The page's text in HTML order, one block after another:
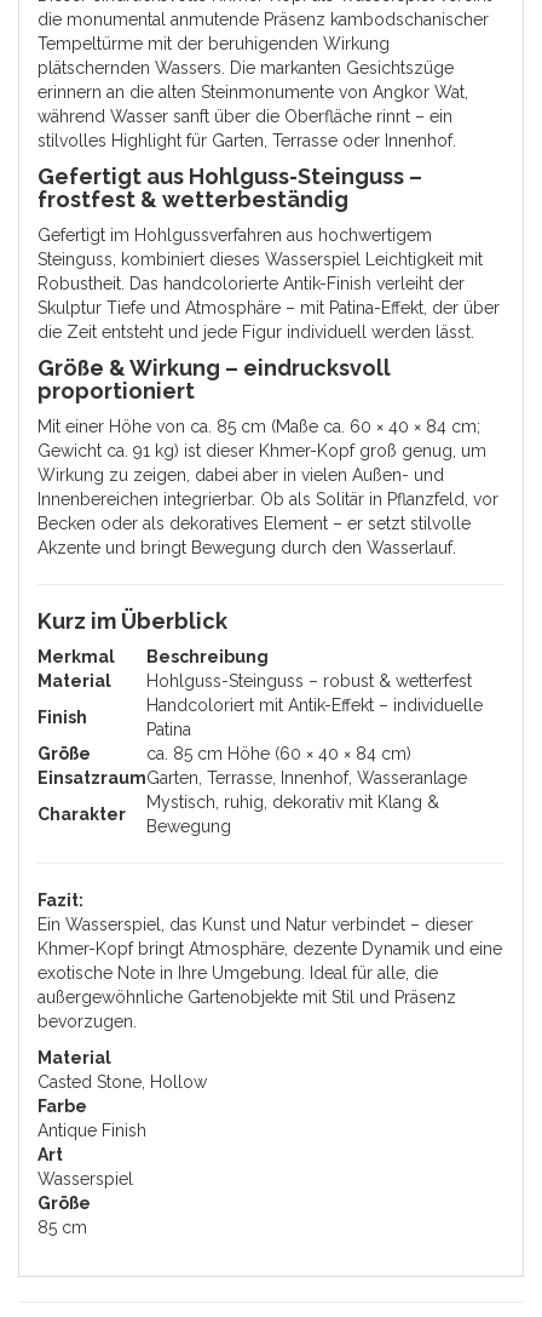
die monumental anmutende Präsenz kambodschanischer
Tempeltürme mit der beruhigenden Wirkung
plätschernden Wassers. Die markanten Gesichtszüge
erinnern an die alten Steinmonumente von Angkor Wat,
während Wasser sanft über die Oberfläche rinnt – ein
stilvolles Highlight für Garten, Terrasse oder Innenhof.
Gefertigt aus Hohlguss-Steinguss –
frostfest & wetterbeständig
Gefertigt im Hohlgussverfahren aus hochwertigem
Steinguss, kombiniert dieses Wasserspiel Leichtigkeit mit
Robustheit. Das handcolorierte Antik-Finish verleiht der
Skulptur Tiefe und Atmosphäre – mit Patina-Effekt, der über
die Zeit entsteht und jede Figur individuell werden lässt.
Größe & Wirkung – eindrucksvoll
proportioniert
Mit einer Höhe von ca. 85 cm (Maße ca. 60 × 40 × 84 cm;
Gewicht ca. 91 kg) ist dieser Khmer-Kopf groß genug, um
Wirkung zu zeigen, dabei aber in vielen Außen- und
Innenbereichen integrierbar. Ob als Solitär in Pflanzfeld, vor
Becken oder als dekoratives Element – er setzt stilvolle
Akzente und bringt Bewegung durch den Wasserlauf.
Kurz im Überblick
Merkmal
Beschreibung
Material
Hohlguss-Steinguss – robust & wetterfest
Finish
Handcoloriert mit Antik-Effekt – individuelle
Patina
Größe
ca. 85 cm Höhe (60 × 40 × 84 cm)
EinsatzraumGarten, Terrasse, Innenhof, Wasseranlage
Charakter
Mystisch, ruhig, dekorativ mit Klang &
Bewegung
Fazit:
Ein Wasserspiel, das Kunst und Natur verbindet – dieser
Khmer-Kopf bringt Atmosphäre, dezente Dynamik und eine
exotische Note in Ihre Umgebung. Ideal für alle, die
außergewöhnliche Gartenobjekte mit Stil und Präsenz
bevorzugen.
Material
Casted Stone, Hollow
Farbe
Antique Finish
Art
Wasserspiel
Größe
85 cm